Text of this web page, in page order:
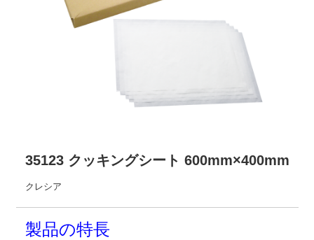
35123 クッキングシート 600mm×400mm
クレシア
製品の特長